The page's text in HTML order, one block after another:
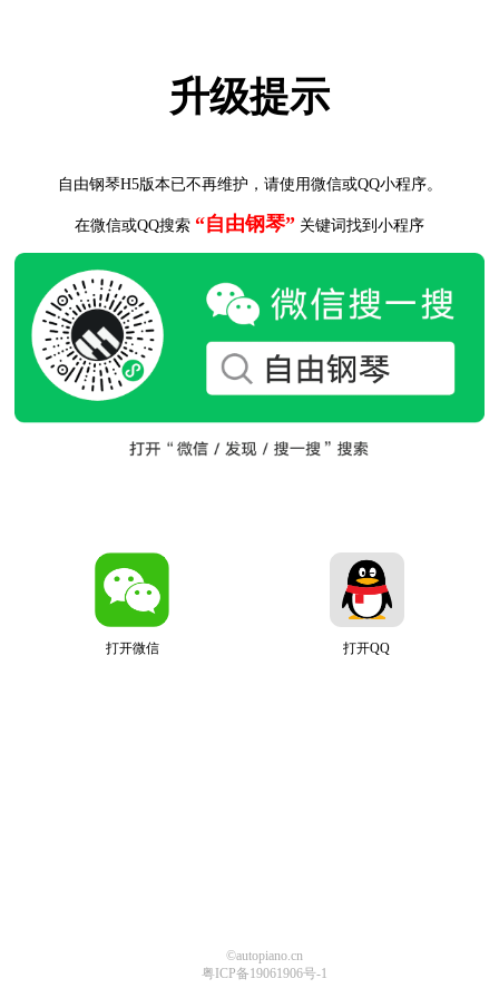
升级提示
自由钢琴H5版本已不再维护，请使用微信或QQ小程序。
在微信或QQ搜索 “自由钢琴” 关键词找到小程序
打开微信 打开QQ
©autopiano.cn
粤ICP备19061906号-1